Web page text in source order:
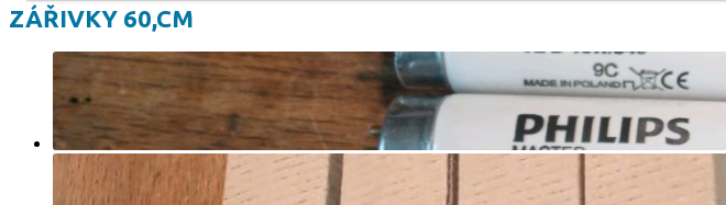
ZÁŘIVKY 60,CM